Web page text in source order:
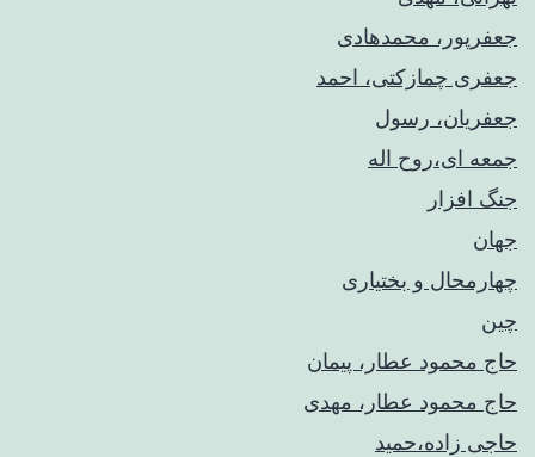
جعفرپور، محمدهادی
جعفری چمازکتی، احمد
جعفریان، رسول
جمعه ای،روح اله
جنگ افزار
جهان
چهارمحال و بختیاری
چین
حاج محمود عطار، پیمان
حاج محمود عطار، مهدی
حاجی زاده،حمید